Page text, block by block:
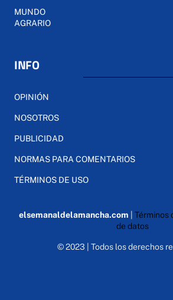
MUNDO
AGRARIO
INFO
OPINIÓN
NOSOTROS
PUBLICIDAD
NORMAS PARA COMENTARIOS
TÉRMINOS DE USO
elsemanaldelamancha.com Términos
de datos
© 2023 | Todos los derechos